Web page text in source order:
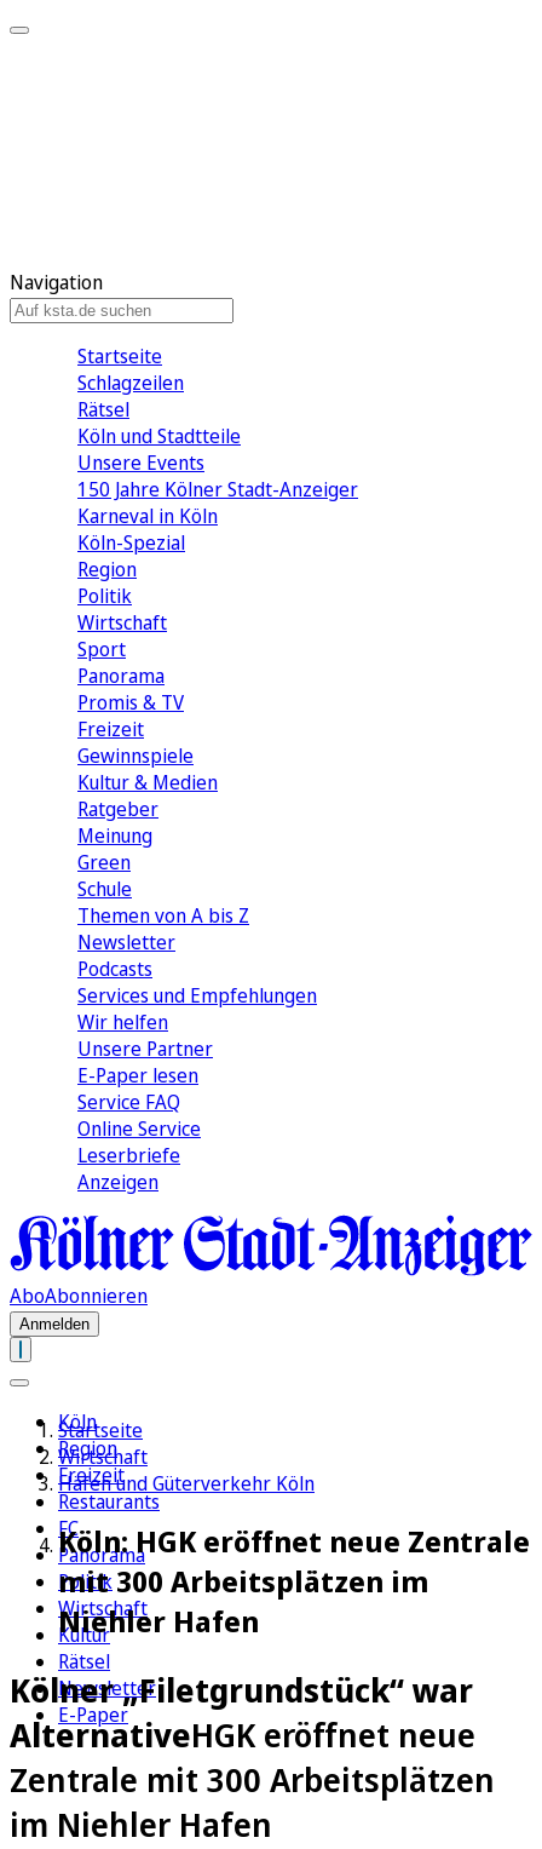
Navigation
Startseite
Schlagzeilen
Rätsel
Köln und Stadtteile
Unsere Events
150 Jahre Kölner Stadt-Anzeiger
Karneval in Köln
Köln-Spezial
Region
Politik
Wirtschaft
Sport
Panorama
Promis & TV
Freizeit
Gewinnspiele
Kultur & Medien
Ratgeber
Meinung
Green
Schule
Themen von A bis Z
Newsletter
Podcasts
Services und Empfehlungen
Wir helfen
Unsere Partner
E-Paper lesen
Service FAQ
Online Service
Leserbriefe
Anzeigen
AboAbonnieren
Anmelden
Köln
Region
Freizeit
Restaurants
FC
Panorama
Politik
Wirtschaft
Kultur
Rätsel
Newsletter
E-Paper
Startseite
Wirtschaft
Häfen und Güterverkehr Köln
Köln: HGK eröffnet neue Zentrale
mit 300 Arbeitsplätzen im
Niehler Hafen
Kölner „Filetgrundstück“ war
AlternativeHGK eröffnet neue
Zentrale mit 300 Arbeitsplätzen
im Niehler Hafen